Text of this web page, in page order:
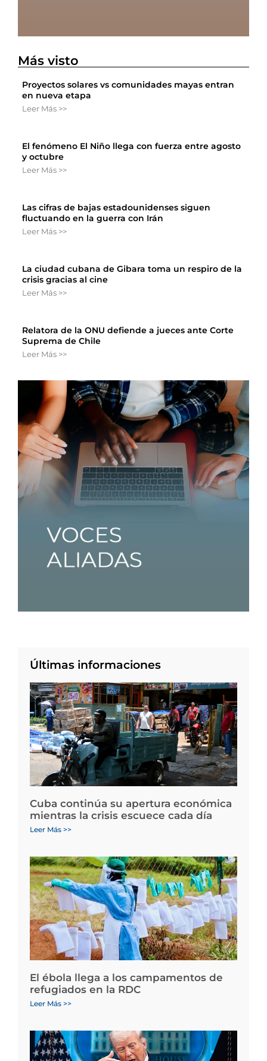
Más visto
Proyectos solares vs comunidades mayas entran
en nueva etapa
Leer Más >>
El fenómeno El Niño llega con fuerza entre agosto
y octubre
Leer Más >>
Las cifras de bajas estadounidenses siguen
fluctuando en la guerra con Irán
Leer Más >>
La ciudad cubana de Gibara toma un respiro de la
crisis gracias al cine
Leer Más >>
Relatora de la ONU defiende a jueces ante Corte
Suprema de Chile
Leer Más >>
Últimas informaciones
Cuba continúa su apertura económica
mientras la crisis escuece cada día
Leer Más >>
El ébola llega a los campamentos de
refugiados en la RDC
Leer Más >>